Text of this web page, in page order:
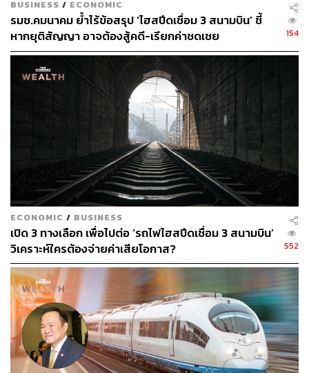
จำกัด เริ่มลงทุน เนื่องจากไม่มีปัญหาเรื่องบัตรส่งเสริมแล้ว
หาก รฟท. ขอยกเลิกสัญญา ‘เสี่ยงถูกฟ้อง’
อย่างไรก็ตาม หากเกิดกรณีว่า รฟท. ขอยกเลิกสัญญา
โครงการรถไฟความเร็วสูงเชื่อม 3 สนามบิน ก็จะเข้าไปสู่
กระบวนการฟ้องร้องกันอย่างแน่นอน เนื่องจากโครงการดัง
กล่าวเป็นการลงทุนในรูปแบบร่วมลงทุนรัฐและเอกชน (PPP)
ซึ่งการจะขอยกเลิกสัญญาไม่ว่าจะฝ่ายใดฝ่ายหนึ่ง ย่อมเกิด
การฟ้องร้องขึ้นแน่นอน
ทั้งนี้ ในส่วนของบริษัท เอเชีย เอรา วัน จำกัด การเดินหน้า
โครงการต่อ EEC ไม่สามารถตอบแทนเอกชนได้ แต่ยังคงยืน
ยันว่าไฮสปีดต้องเดินหน้าต่อ เพราะเป็นโครงการที่เชื่อมกับ
สนามบินอู่ตะเภา หากล่าช้าออกไปมากกว่านี้อาจกระทบ
โครงการอื่น
“รัฐบาลปัจจุบันยังคงให้ความสำคัญกับโครงการรถไฟ
ความเร็วสูงเชื่อม 3 สนามบิน และถือว่าเป็นโครงการ EEC
และอยากให้มีการเริ่มก่อสร้างโครงการได้”
BUSINESS / ECONOMIC
รมช.คมนาคม ย้ำไร้ข้อสรุป ‘ไฮสปีดเชื่อม 3 สนามบิน’ ชี้
หากยุติสัญญา อาจต้องสู้คดี-เรียกค่าชดเชย
154
ECONOMIC / BUSINESS
เปิด 3 ทางเลือก เพื่อไปต่อ ‘รถไฟไฮสปีดเชื่อม 3 สนามบิน’
วิเคราะห์ใครต้องจ่ายค่าเสียโอกาส?
552